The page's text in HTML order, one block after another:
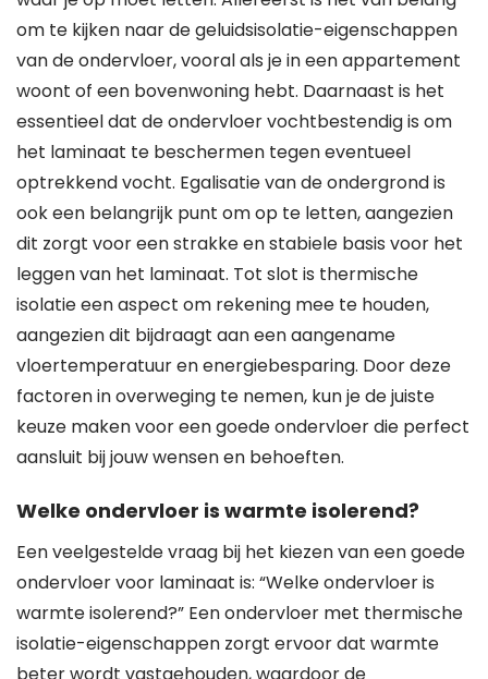
om te kijken naar de geluidsisolatie-eigenschappen
van de ondervloer, vooral als je in een appartement
woont of een bovenwoning hebt. Daarnaast is het
essentieel dat de ondervloer vochtbestendig is om
het laminaat te beschermen tegen eventueel
optrekkend vocht. Egalisatie van de ondergrond is
ook een belangrijk punt om op te letten, aangezien
dit zorgt voor een strakke en stabiele basis voor het
leggen van het laminaat. Tot slot is thermische
isolatie een aspect om rekening mee te houden,
aangezien dit bijdraagt aan een aangename
vloertemperatuur en energiebesparing. Door deze
factoren in overweging te nemen, kun je de juiste
keuze maken voor een goede ondervloer die perfect
aansluit bij jouw wensen en behoeften.
Welke ondervloer is warmte isolerend?
Een veelgestelde vraag bij het kiezen van een goede
ondervloer voor laminaat is: “Welke ondervloer is
warmte isolerend?” Een ondervloer met thermische
isolatie-eigenschappen zorgt ervoor dat warmte